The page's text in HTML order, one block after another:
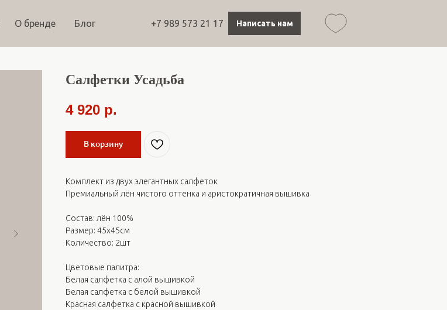
Написать нам
+7 989 573 21 17
О бренде Блог
Салфетки Усадьба
4 920 р.
В корзину
Комплект из двух элегантных салфеток
Премиальный лён чистого оттенка и аристократичная вышивка
Состав: лён 100%
Размер: 45х45см
Количество: 2шт
Цветовые палитра:
Белая салфетка с алой вышивкой
Белая салфетка с белой вышивкой
Красная салфетка с красной вышивкой